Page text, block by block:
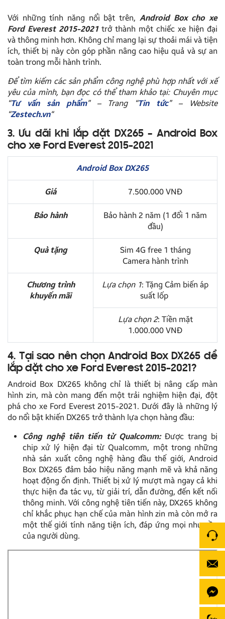
Với những tính năng nổi bật trên, Android Box cho xe
Ford Everest 2015-2021trở thành một chiếc xe hiện đại
và thông minh hơn. Không chỉ mang lại sự thoải mái và tiện
ích, thiết bị này còn góp phần nâng cao hiệu quả và sự an
toàn trong mỗi hành trình.
Để tìm kiếm các sản phẩm công nghệ phù hợp nhất với xế
yêu của mình, bạn đọc có thể tham khảo tại: Chuyên mục
“Tư vấn sản phẩm” – Trang “Tin tức” – Website
“Zestech.vn“
3. Ưu đãi khi lắp đặt DX265 – Android Box
cho xe Ford Everest 2015-2021
Android Box DX265
Giá 7.500.000 VNĐ
Bảo hành
Bảo hành 2 năm (1 đổi 1 năm
đầu)
Quà tặng
Sim 4G free 1 tháng
Camera hành trình
Chương trình
khuyến mãi
Lựa chọn 1: Tặng Cảm biến áp
suất lốp
Lựa chọn 2: Tiền mặt
1.000.000 VNĐ
4. Tại sao nên chọn Android Box DX265 để
lắp đặt cho xe Ford Everest 2015-2021?
Android Box DX265 không chỉ là thiết bị nâng cấp màn
hình zin, mà còn mang đến một trải nghiệm hiện đại, đột
phá cho xe Ford Everest 2015-2021. Dưới đây là những lý
do nổi bật khiến DX265 trở thành lựa chọn hàng đầu:
Công nghệ tiên tiến từ Qualcomm: Được trang bị
chip xử lý hiện đại từ Qualcomm, một trong những
nhà sản xuất công nghệ hàng đầu thế giới, Android
Box DX265 đảm bảo hiệu năng mạnh mẽ và khả năng
hoạt động ổn định. Thiết bị xử lý mượt mà ngay cả khi
thực hiện đa tác vụ, từ giải trí, dẫn đường, đến kết nối
thông minh. Với công nghệ tiên tiến này, DX265 không
chỉ khắc phục hạn chế của màn hình zin mà còn mở ra
một thế giới tính năng tiện ích, đáp ứng mọi nhu cầu
của người dùng.